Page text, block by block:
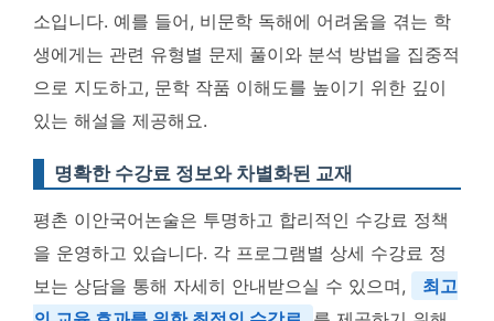
소입니다. 예를 들어, 비문학 독해에 어려움을 겪는 학
생에게는 관련 유형별 문제 풀이와 분석 방법을 집중적
으로 지도하고, 문학 작품 이해도를 높이기 위한 깊이
있는 해설을 제공해요.
명확한 수강료 정보와 차별화된 교재
평촌 이안국어논술은 투명하고 합리적인 수강료 정책
을 운영하고 있습니다. 각 프로그램별 상세 수강료 정
보는 상담을 통해 자세히 안내받으실 수 있으며,
최고